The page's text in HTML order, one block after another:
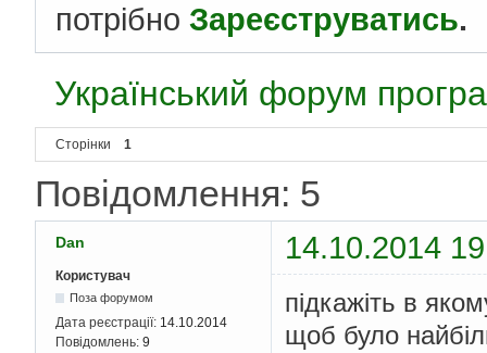
потрібно Зареєструватись.
Український форум
Сторінки 1
Повідомлення: 5
Dan 14.10.2014
Користувач
Поза форумом
Дата реєстрації: 14.10.2014
Повідомлень: 9
підкажіть в
щоб було